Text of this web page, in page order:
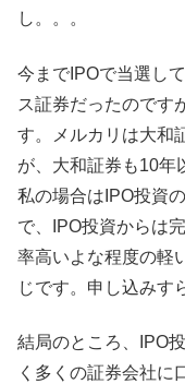
し。。。
今までIPOで当選し
ス証券だったのです
す。メルカリは大和
が、大和証券も10年
私の場合はIPO投資
で、IPO投資からは
率高いよな程度の軽
じです。申し込みす
結局のところ、IPO
く多くの証券会社に